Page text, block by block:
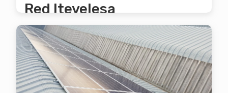
Red Itevelesa
Se produce un aprovechamiento
fotovoltaico del 86% y el ahorro anual en
la factura de la luz es del 39%, lo que
equivale a 6.217€ el primer año y
174.544€ a los 25 años.